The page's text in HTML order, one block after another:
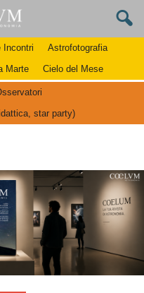
Incontri
Astrofotografia
Marte Cielo del Mese
star party)